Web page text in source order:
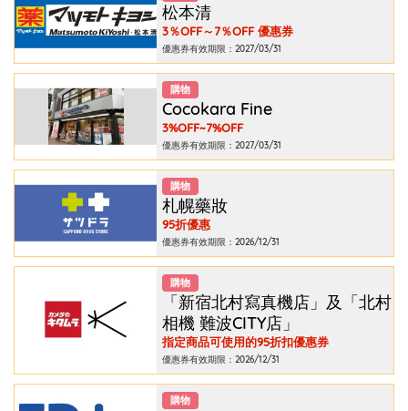
松本清
3％OFF～7％OFF 優惠券
優惠券有效期限：2027/03/31
購物
Cocokara Fine
3%OFF~7%OFF
優惠券有效期限：2027/03/31
購物
札幌藥妝
95折優惠
優惠券有效期限：2026/12/31
購物
「新宿北村寫真機店」及「北村
相機 難波CITY店」
指定商品可使用的95折扣優惠券
優惠券有效期限：2026/12/31
購物